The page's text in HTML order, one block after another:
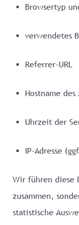
Browsertyp
verwendetes
Referrer-URL
Hostname
Uhrzeit der
IP-Adresse
Wir führen diese
zusammen,
statistische